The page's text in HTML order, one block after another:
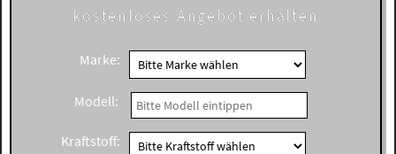
kostenloses Angebot erhalten
Marke:
Modell:
Kraftstoff: